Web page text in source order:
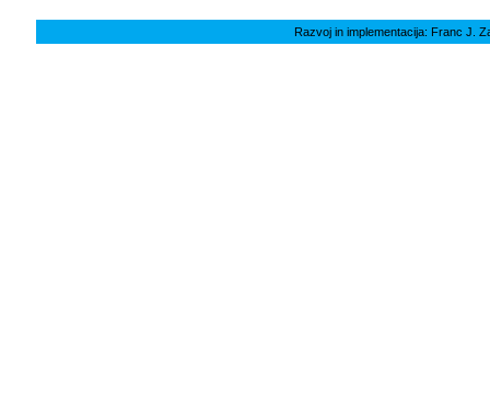
Razvoj in implementacija: Franc J.